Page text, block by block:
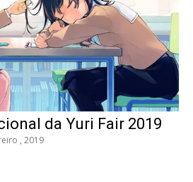
da Yuri Fair 2019
, 2019